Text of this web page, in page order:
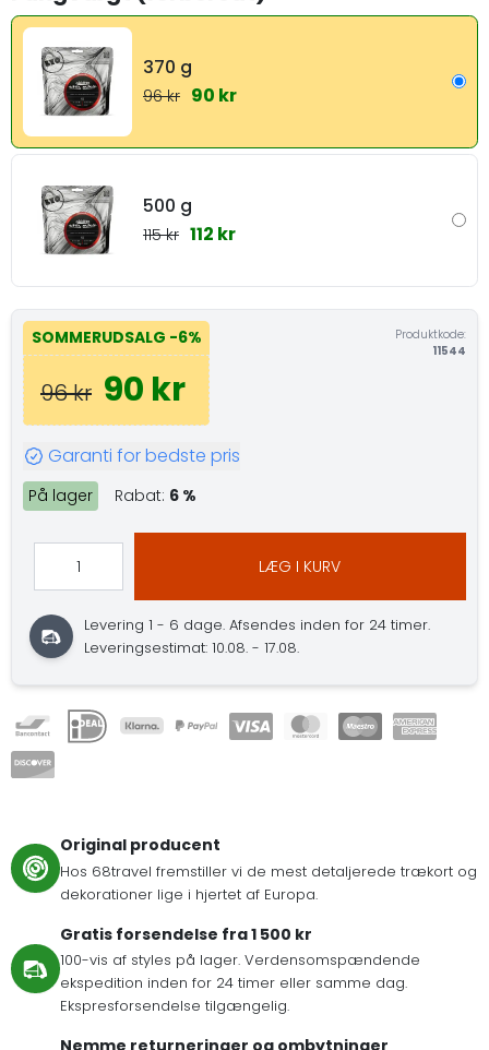
370 g
96 kr 90 kr
500 g
115 kr 112 kr
SOMMERUDSALG -6%
96 kr 90 kr
Produktkode:
11544
Garanti for bedste pris
På lager Rabat: 6 %
LÆG I KURV
Levering 1 - 6 dage.Afsendes inden for 24 timer.
Leveringsestimat: 10.08. - 17.08.
Original producent
Hos 68travel fremstiller vi de mest detaljerede trækort og
dekorationer lige i hjertet af Europa.
Gratis forsendelse fra 1 500 kr
100-vis af styles på lager. Verdensomspændende
ekspedition inden for 24 timer eller samme dag.
Ekspresforsendelse tilgængelig.